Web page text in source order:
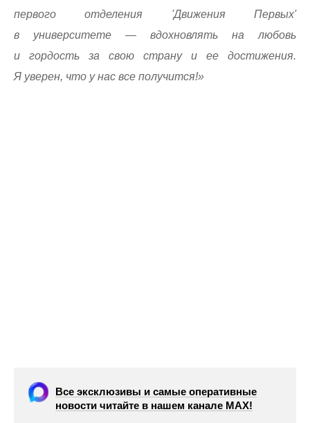
первого отделения 'Движения Первых'
в университете — вдохновлять на любовь
и гордость за свою страну и ее достижения.
Я уверен, что у нас все получится!»
Все эксклюзивы и самые оперативные
новости читайте в нашем канале МАХ!